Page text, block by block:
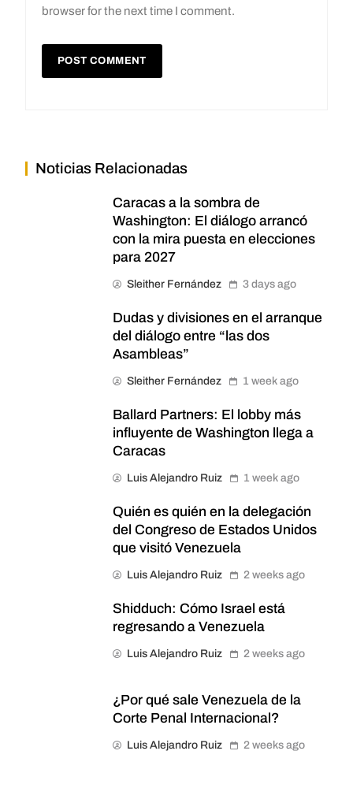
browser for the next time I comment.
Noticias Relacionadas
Caracas a la sombra de
Washington: El diálogo arrancó
con la mira puesta en elecciones
para 2027
Sleither Fernández 3 days ago
Dudas y divisiones en el arranque
del diálogo entre “las dos
Asambleas”
Sleither Fernández 1 week ago
Ballard Partners: El lobby más
influyente de Washington llega a
Caracas
Luis Alejandro Ruiz 1 week ago
Quién es quién en la delegación
del Congreso de Estados Unidos
que visitó Venezuela
Luis Alejandro Ruiz 2 weeks ago
Shidduch: Cómo Israel está
regresando a Venezuela
Luis Alejandro Ruiz 2 weeks ago
¿Por qué sale Venezuela de la
Corte Penal Internacional?
Luis Alejandro Ruiz 2 weeks ago